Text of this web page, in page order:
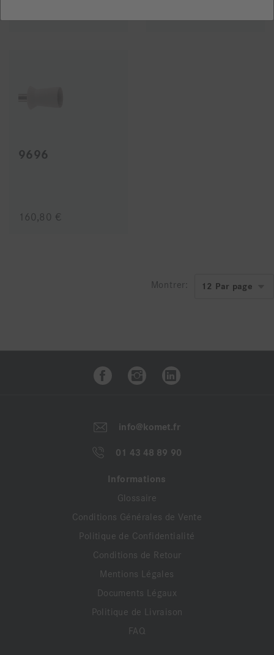
9696
160,80 €
Montrer:
info@komet.fr
01 43 48 89 90
Informations
Glossaire
Conditions Générales de Vente
Politique de Confidentialité
Conditions de Retour
Mentions Légales
Documents Légaux
Politique de Livraison
FAQ